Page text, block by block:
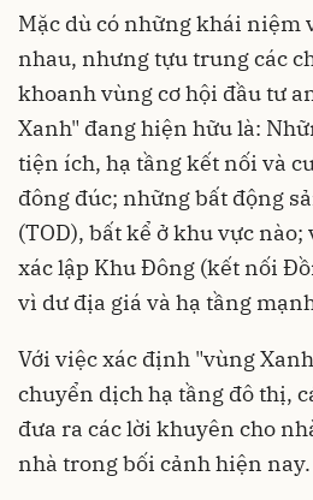
Mặc dù có những khái niệm
nhau, nhưng tựu trung các
khoanh vùng cơ hội đầu tư
Xanh" đang hiện hữu là:
tiện ích, hạ tầng kết nối và
đông đúc; những bất động
(TOD), bất kể ở khu vực nào;
xác lập Khu Đông (kết nối
vì dư địa giá và hạ tầng
Với việc xác định "vùng
chuyển dịch hạ tầng đô thị,
đưa ra các lời khuyên cho
nhà trong bối cảnh hiện nay.